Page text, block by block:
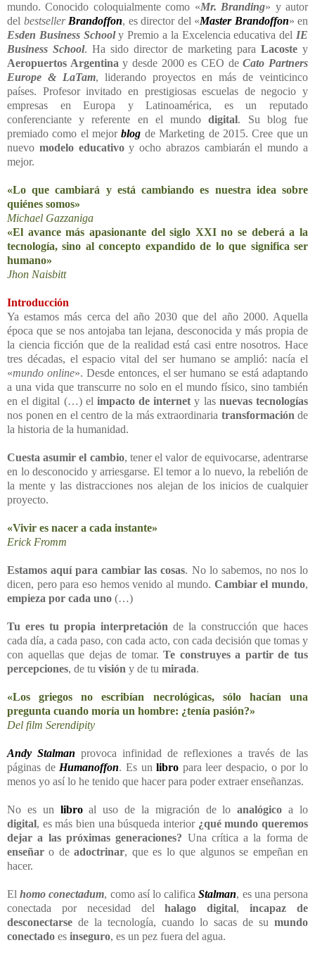
mundo. Conocido coloquialmente como «Mr. Branding» y autor
del bestseller Brandoffon, es director del «Master Brandoffon» en
Esden Business Schooly Premio a la Excelencia educativa del IE
Business School. Ha sido director de marketing para Lacoste y
Aeropuertos Argentina y desde 2000 es CEO deCato Partners
Europe & LaTam, liderando proyectos en más de veinticinco
países. Profesor invitado en prestigiosas escuelas de negocio y
empresas en Europa y Latinoamérica, es un reputado
conferenciante y referente en el mundodigital. Su blog fue
premiado como el mejorblog de Marketing de 2015. Cree que un
nuevo modelo educativoy ocho abrazos cambiarán el mundo a
mejor.
«Lo que cambiará y está cambiando es nuestra idea sobre
quiénes somos»
Michael Gazzaniga
«El avance más apasionante del siglo XXI no se deberá a la
tecnología, sino al concepto expandido de lo que significa ser
humano»
Jhon Naisbitt
Introducción
Ya estamos más cerca del año 2030 que del año 2000. Aquella
época que se nos antojaba tan lejana, desconocida y más propia de
la ciencia ficción que de la realidad está casi entre nosotros. Hace
tres décadas, el espacio vital del ser humano se amplió: nacía el
«mundo online». Desde entonces, el ser humano se está adaptando
a una vida que transcurre no solo en el mundo físico, sino también
en el digital (…) el impacto de internet y las nuevas tecnologías
nos ponen en el centro de la más extraordinaria transformación de
la historia de la humanidad.
Cuesta asumir el cambio, tener el valor de equivocarse, adentrarse
en lo desconocido y arriesgarse. El temor a lo nuevo, la rebelión de
la mente y las distracciones nos alejan de los inicios de cualquier
proyecto.
«Vivir es nacer a cada instante»
Erick Fromm
Estamos aquí para cambiar las cosas. No lo sabemos, no nos lo
dicen, pero para eso hemos venido al mundo. Cambiar el mundo,
empieza por cada uno (…)
Tu eres tu propia interpretación de la construcción que haces
cada día, a cada paso, con cada acto, con cada decisión que tomas y
con aquellas que dejas de tomar.Te construyes a partir de tus
percepciones, de tu visión y de tu mirada.
«Los griegos no escribían necrológicas, sólo hacían una
pregunta cuando moría un hombre: ¿tenía pasión?»
Del film Serendipity
Andy Stalman provoca infinidad de reflexiones a través de las
páginas de Humanoffon. Es unlibro para leer despacio, o por lo
menos yo así lo he tenido que hacer para poder extraer enseñanzas.
No es un libroal uso de la migración de loanalógico a lo
digital, es más bien una búsqueda interior ¿qué mundo queremos
dejar a las próximas generaciones? Una crítica a la forma de
enseñaro deadoctrinar, que es lo que algunos se empeñan en
hacer.
Elhomo conectadum, como así lo calificaStalman, es una persona
conectada por necesidad delhalago digital,incapaz de
desconectarse de la tecnología, cuando lo sacas de su mundo
conectado es inseguro, es un pez fuera del agua.